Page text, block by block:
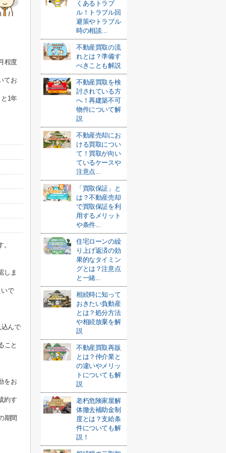
程度
てお
1年
しま
で
んで
こと
をお
約す
期間
くあるトラブ
ル！トラブル回
避策やトラブル
時の相談...
不動産買取の流
れとは？準備す
べきことも解説
不動産買取を検
討されている方
へ！再建築不可
物件について解
説
不動産売却にお
ける買取につい
て！買取が向い
ているケースや
注意点...
「買取保証」と
は？不動産売却
で買取保証を利
用するメリット
や条件...
住宅ローンの繰
り上げ返済の効
果的なタイミン
グとは？注意点
と一緒...
相続時に知って
おきたい負動産
とは？処分方法
や相続放棄を解
説
不動産買取再販
とは？仲介業と
の違いやメリッ
トについても解
説
老朽危険家屋解
体撤去補助金制
度とは？支給条
件についても解
説！